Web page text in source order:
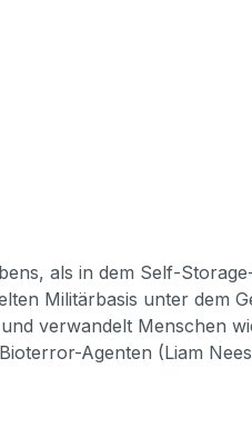
als in dem Self-
Militärbasis unter dem
verwandelt Menschen
Agenten (Liam